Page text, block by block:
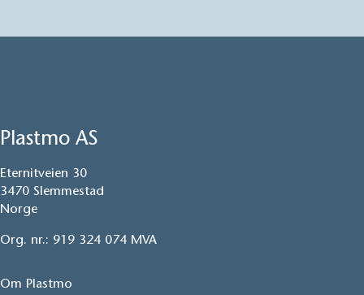
Plastmo AS
Eternitveien 30
3470 Slemmestad
Norge
Org. nr.: 919 324 074 MVA
Om Plastmo